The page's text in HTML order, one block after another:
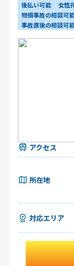
後払い可能 女性
物損事故の相談可
事故直後の相談可
アクセス
所在地
対応エリア